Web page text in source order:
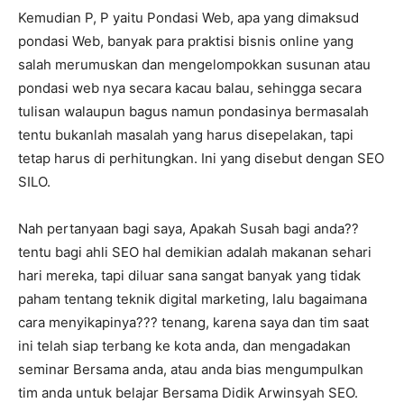
Kemudian P, P yaitu Pondasi Web, apa yang dimaksud
pondasi Web, banyak para praktisi bisnis online yang
salah merumuskan dan mengelompokkan susunan atau
pondasi web nya secara kacau balau, sehingga secara
tulisan walaupun bagus namun pondasinya bermasalah
tentu bukanlah masalah yang harus disepelakan, tapi
tetap harus di perhitungkan. Ini yang disebut dengan SEO
SILO.
Nah pertanyaan bagi saya, Apakah Susah bagi anda??
tentu bagi ahli SEO hal demikian adalah makanan sehari
hari mereka, tapi diluar sana sangat banyak yang tidak
paham tentang teknik digital marketing, lalu bagaimana
cara menyikapinya??? tenang, karena saya dan tim saat
ini telah siap terbang ke kota anda, dan mengadakan
seminar Bersama anda, atau anda bias mengumpulkan
tim anda untuk belajar Bersama Didik Arwinsyah SEO.